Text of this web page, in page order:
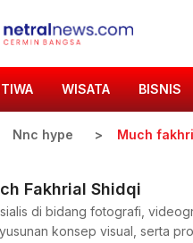
WISATA BISNIS
Nnc hype Much
Fakhrial Shidqi
di bidang fotografi,
konsep visual, serta